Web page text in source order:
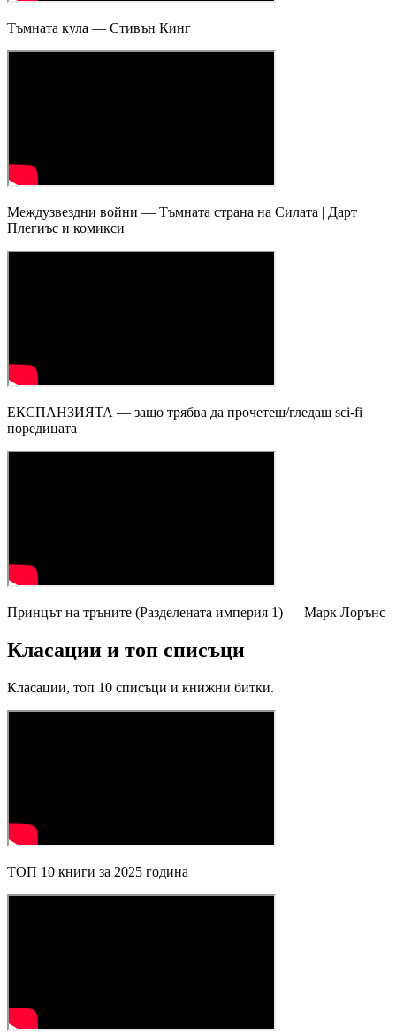
Тъмната кула — Стивън Кинг
Междузвездни войни — Тъмната страна на Силата | Дарт
Плегиъс и комикси
ЕКСПАНЗИЯТА — защо трябва да прочетеш/гледаш sci-fi
поредицата
Принцът на тръните (Разделената империя 1) — Марк Лорънс
Класации и топ списъци
Класации, топ 10 списъци и книжни битки.
ТОП 10 книги за 2025 година